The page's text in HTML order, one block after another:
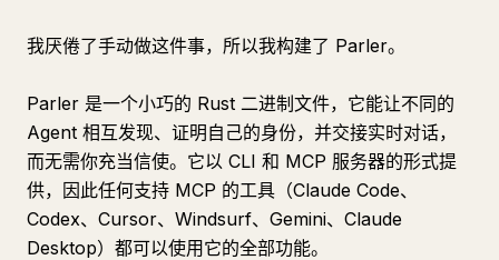
我厌倦了手动做这件事，所以我构建了 Parler。
Parler 是一个小巧的 Rust 二进制文件，它能让不同的
Agent 相互发现、证明自己的身份，并交接实时对话，
而无需你充当信使。它以 CLI 和 MCP 服务器的形式提
供，因此任何支持 MCP 的工具（Claude Code、
Codex、Cursor、Windsurf、Gemini、Claude
Desktop）都可以使用它的全部功能。